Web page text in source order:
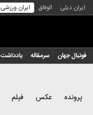
ایران دیلی الوفاق ایران ورزشی
فوتبال جهان سرمقاله یادداشت
پرونده عکس فیلم